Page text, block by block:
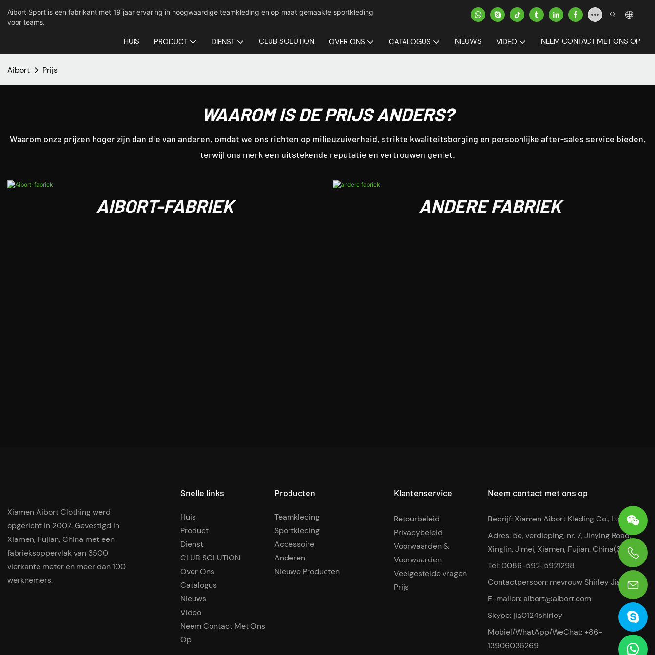
Aibort Sport is een fabrikant met 19 jaar ervaring in hoogwaardige teamkleding en op maat gemaakte sportkleding
voor teams.
HUIS PRODUCT DIENST CLUB SOLUTION OVER ONS CATALOGUS NIEUWS VIDEO NEEM CONTACT MET ONS OP
Aibort Prijs
WAAROM IS DE PRIJS ANDERS?
Waarom onze prijzen hoger zijn dan die van anderen, omdat we ons richten op milieuzuiverheid, strikte kwaliteitsborging en persoonlijke after-sales service bieden,
terwijl ons merk een uitstekende reputatie en vertrouwen geniet.
AIBORT-FABRIEK ANDERE FABRIEK
Xiamen Aibort Clothing werd
opgericht in 2007. Gevestigd in
Xiamen, Fujian, China met een
fabrieksoppervlak van 3500
vierkante meter en meer dan 100
werknemers.
Snelle links
Huis
Product
Dienst
CLUB SOLUTION
Over Ons
Catalogus
Nieuws
Video
Neem Contact Met Ons
Op
Producten
Teamkleding
Sportkleding
Accessoire
Anderen
Nieuwe Producten
Klantenservice
Retourbeleid
Privacybeleid
Voorwaarden &
Voorwaarden
Veelgestelde vragen
Prijs
Neem contact met ons op
Bedrijf: Xiamen Aibort Kleding Co., Ltd
Adres: 5e, verdieping, nr. 7, Jinying Road,
Xinglin, Jimei, Xiamen, Fujian. China(361022)
Tel: 0086-592-5921298
Contactpersoon: mevrouw Shirley Jia
E-mailen: aibort@aibort.com
Skype: jia0124shirley
Mobiel/WhatApp/WeChat: +86-
13906036269